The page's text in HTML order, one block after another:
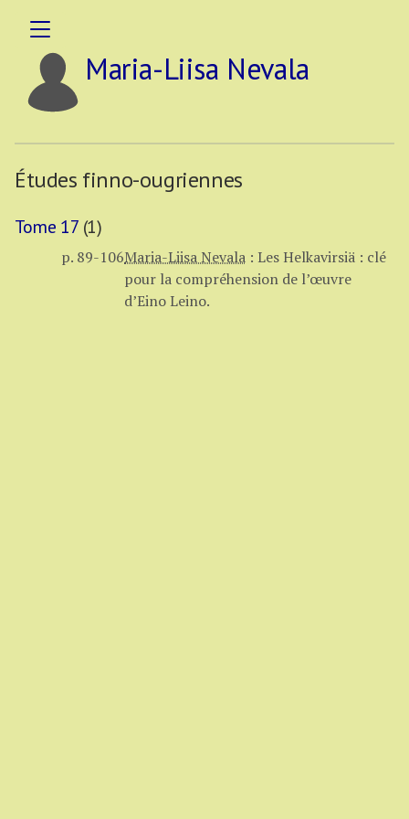
Maria-Liisa Nevala
Études finno-ougriennes
Tome 17 (1)
p. 89-106Maria-Liisa Nevala : Les Helkavirsiä : clé
pour la compréhension de l’œuvre
d’Eino Leino.